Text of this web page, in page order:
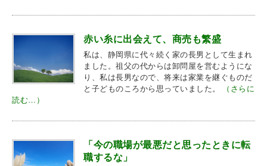
赤い糸に出会えて、商売も繁盛
私は、静岡県に代々続く家の長男として生まれ
ました。祖父の代からは卸問屋を営むようにな
り、私は長男なので、将来は家業を継ぐものだ
と子どものころから思っていました。
（さらに
読む…）
「今の職場が最悪だと思ったときに転
職するな」